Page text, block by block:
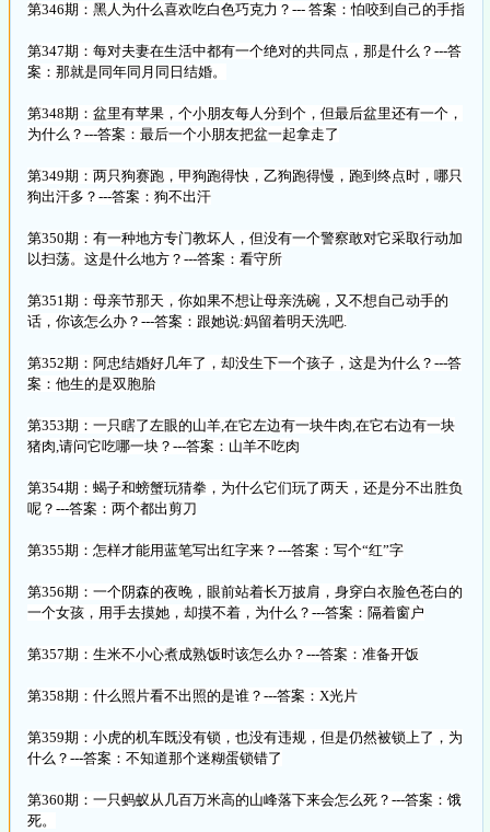
第346期：黑人为什么喜欢吃白色巧克力？--- 答案：怕咬到自己的手指
第347期：每对夫妻在生活中都有一个绝对的共同点，那是什么？---答
案：那就是同年同月同日结婚。
第348期：盆里有苹果，个小朋友每人分到个，但最后盆里还有一个，
为什么？---答案：最后一个小朋友把盆一起拿走了
第349期：两只狗赛跑，甲狗跑得快，乙狗跑得慢，跑到终点时，哪只
狗出汗多？---答案：狗不出汗
第350期：有一种地方专门教坏人，但没有一个警察敢对它采取行动加
以扫荡。这是什么地方？---答案：看守所
第351期：母亲节那天，你如果不想让母亲洗碗，又不想自己动手的
话，你该怎么办？---答案：跟她说:妈留着明天洗吧.
第352期：阿忠结婚好几年了，却没生下一个孩子，这是为什么？---答
案：他生的是双胞胎
第353期：一只瞎了左眼的山羊,在它左边有一块牛肉,在它右边有一块
猪肉,请问它吃哪一块？---答案：山羊不吃肉
第354期：蝎子和螃蟹玩猜拳，为什么它们玩了两天，还是分不出胜负
呢？---答案：两个都出剪刀
第355期：怎样才能用蓝笔写出红字来？---答案：写个“红”字
第356期：一个阴森的夜晚，眼前站着长万披肩，身穿白衣脸色苍白的
一个女孩，用手去摸她，却摸不着，为什么？---答案：隔着窗户
第357期：生米不小心煮成熟饭时该怎么办？---答案：准备开饭
第358期：什么照片看不出照的是谁？---答案：X光片
第359期：小虎的机车既没有锁，也没有违规，但是仍然被锁上了，为
什么？---答案：不知道那个迷糊蛋锁错了
第360期：一只蚂蚁从几百万米高的山峰落下来会怎么死？---答案：饿
死。